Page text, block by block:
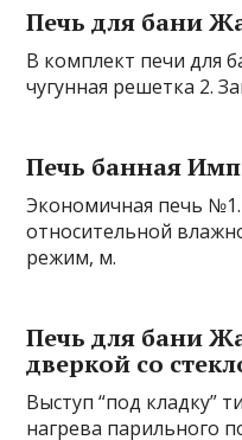
Печь для бани
В комплект печи для
чугунная решетка 2.
Печь банная
Экономичная печь
относительной
режим, м.
Печь для бани
дверкой со
Выступ “под кладку”
нагрева парильного